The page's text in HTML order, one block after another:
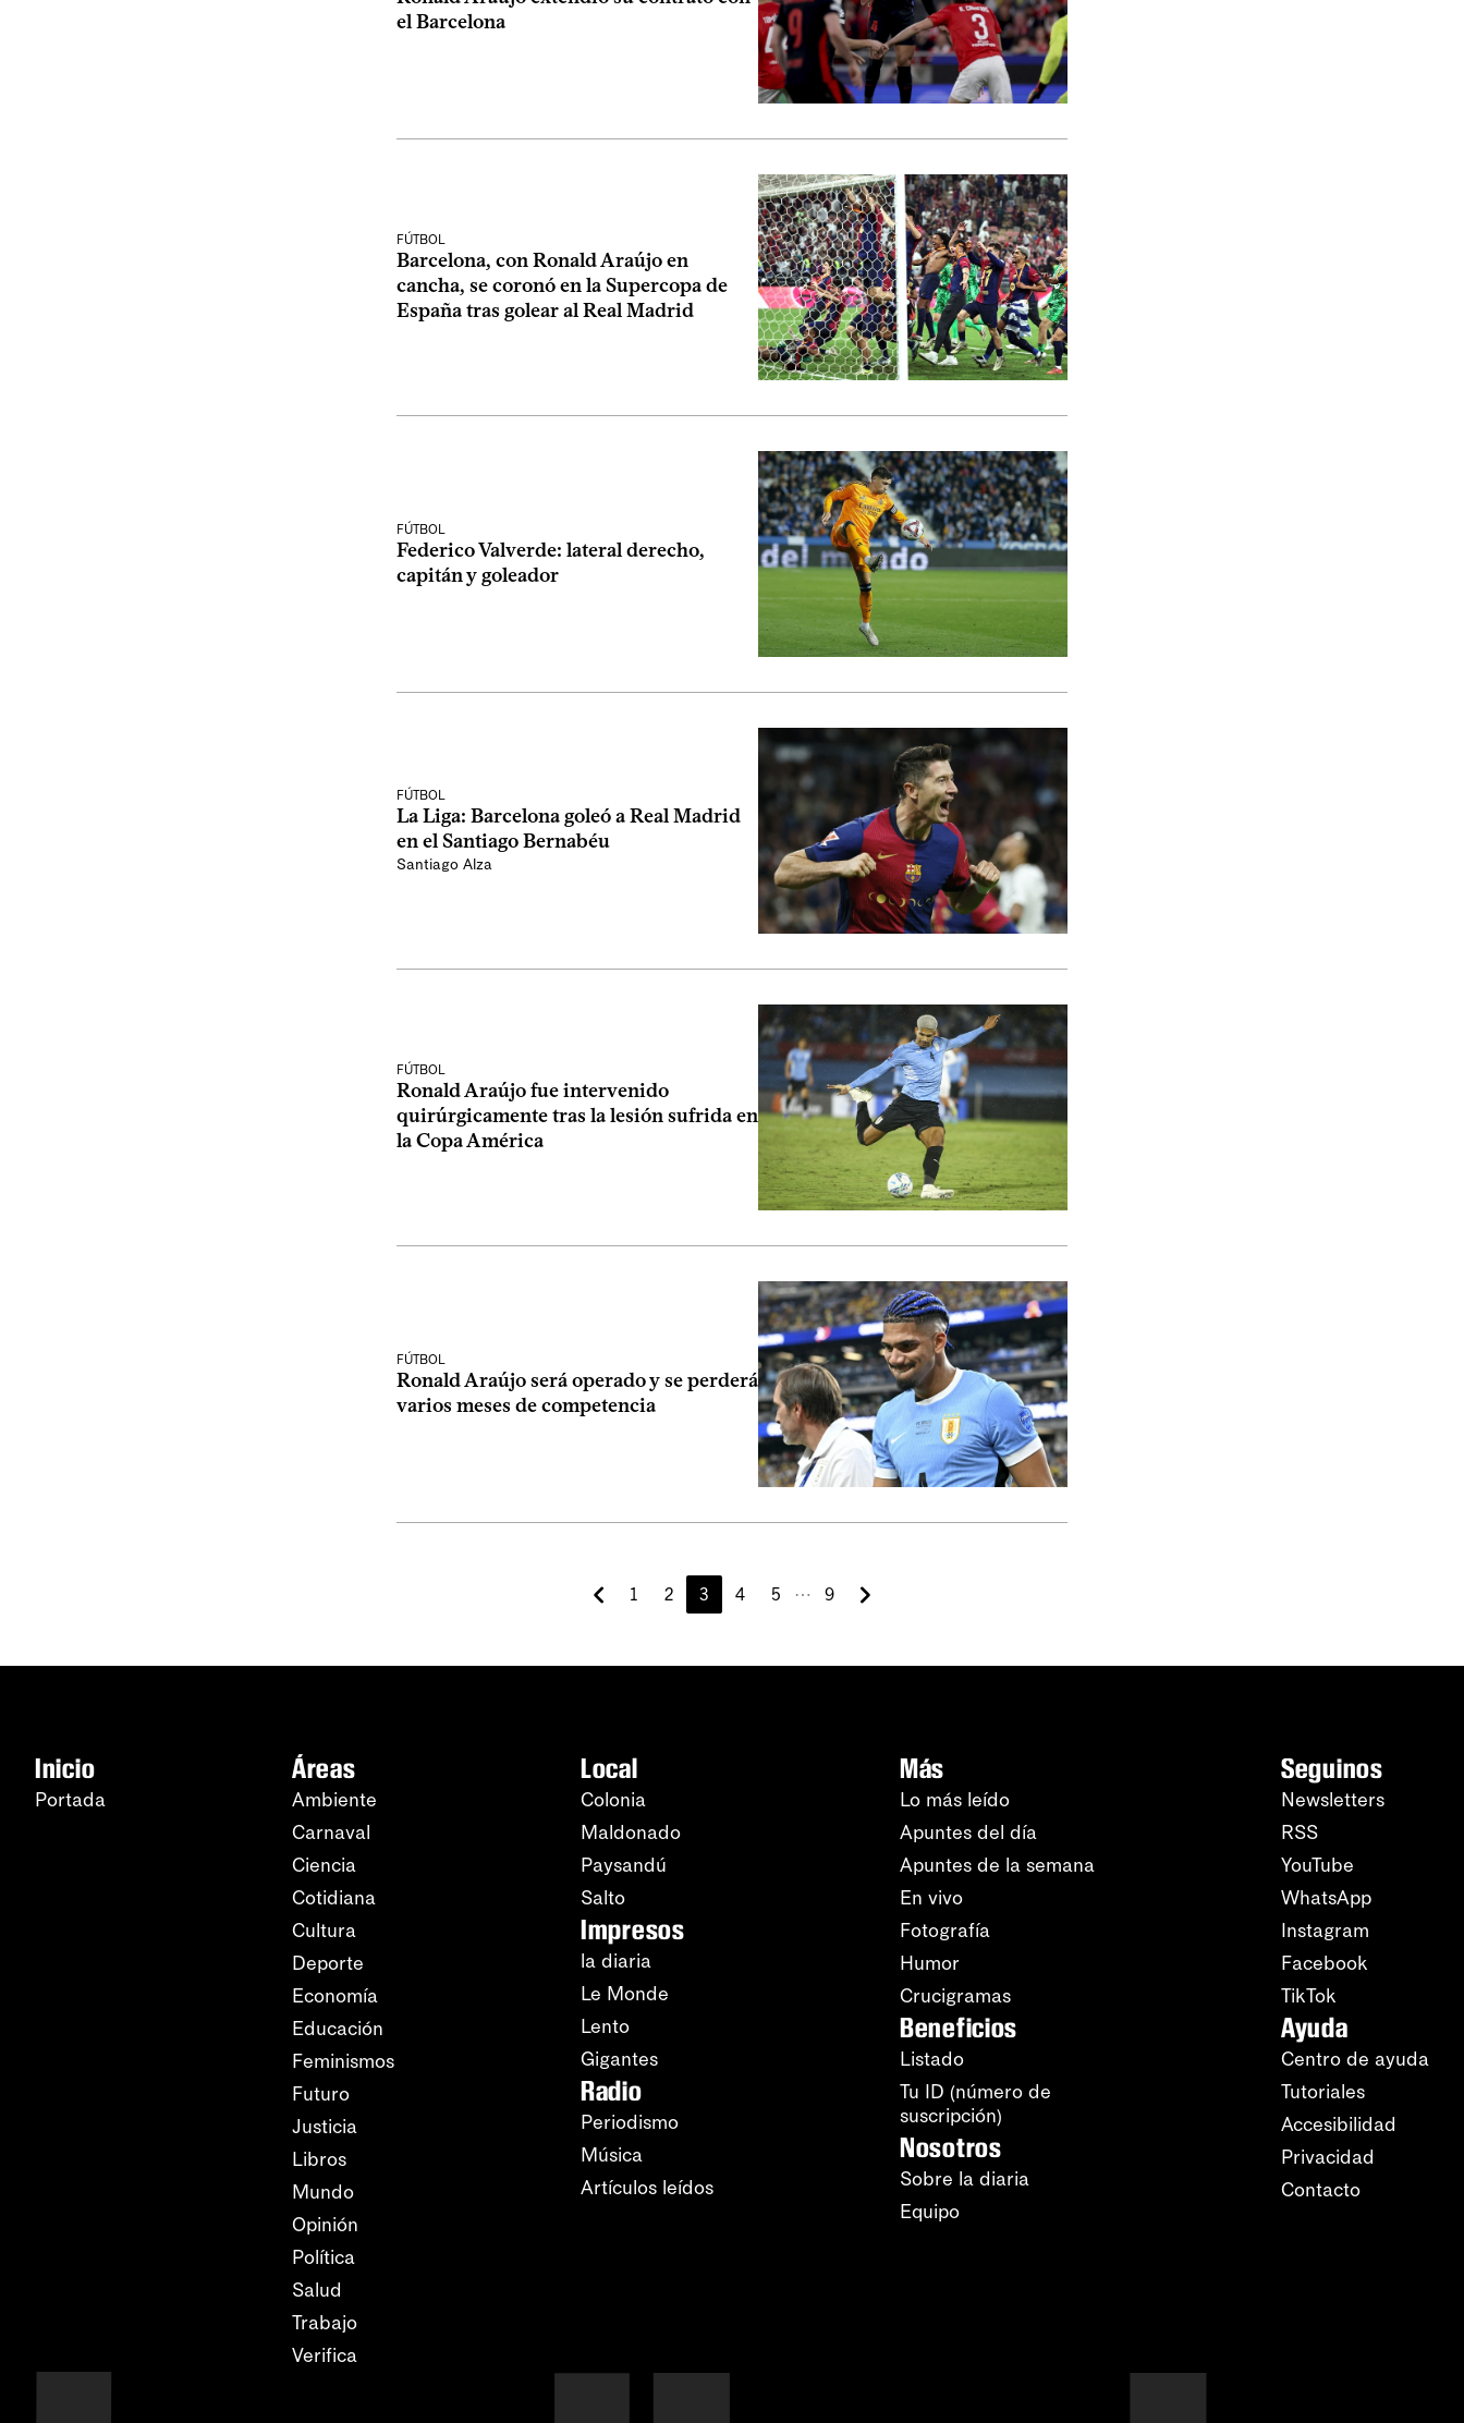
el Barcelona
FÚTBOL
Barcelona, con Ronald Araújo en
cancha, se coronó en la Supercopa de
España tras golear al Real Madrid
FÚTBOL
Federico Valverde: lateral derecho,
capitán y goleador
FÚTBOL
La Liga: Barcelona goleó a Real Madrid
en el Santiago Bernabéu
Santiago Alza
FÚTBOL
Ronald Araújo fue intervenido
quirúrgicamente tras la lesión sufrida en
la Copa América
FÚTBOL
Ronald Araújo será operado y se perderá
varios meses de competencia
1 2 3 4 5 ⋯ 9
Inicio
Portada
Áreas
Ambiente
Carnaval
Ciencia
Cotidiana
Cultura
Deporte
Economía
Educación
Feminismos
Futuro
Justicia
Libros
Mundo
Opinión
Política
Salud
Trabajo
Verifica
Local
Colonia
Maldonado
Paysandú
Salto
Impresos
la diaria
Le Monde
Lento
Gigantes
Radio
Periodismo
Música
Artículos leídos
Más
Lo más leído
Apuntes del día
Apuntes de la semana
En vivo
Fotografía
Humor
Crucigramas
Beneficios
Listado
Tu ID (número de
suscripción)
Nosotros
Sobre la diaria
Equipo
Seguinos
Newsletters
RSS
YouTube
WhatsApp
Instagram
Facebook
TikTok
Ayuda
Centro de ayuda
Tutoriales
Accesibilidad
Privacidad
Contacto